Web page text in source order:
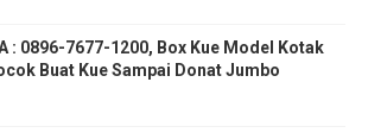
: 0896-7677-1200, Box Kue Model Kotak
Buat Kue Sampai Donat Jumbo